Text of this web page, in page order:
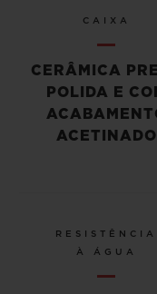
CAIXA
CERÂMICA
POLIDA E
ACETINADO
RESISTÊNCIA
À ÁGUA